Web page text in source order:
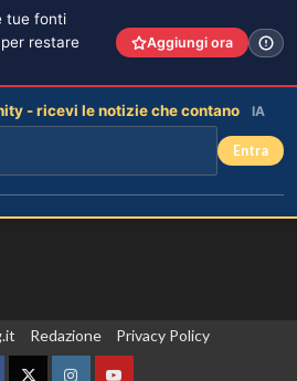
Redazione Privacy Policy
tue fonti
restare
Aggiungi ora
- ricevi le notizie che contano IA
Entra